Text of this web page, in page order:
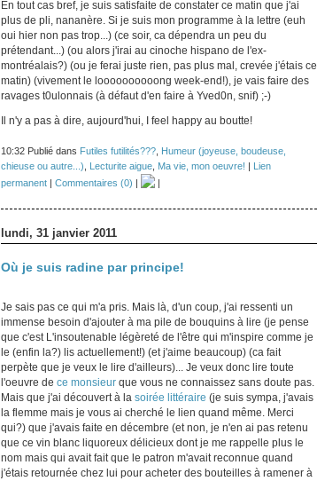
En tout cas bref, je suis satisfaite de constater ce matin que j'ai
plus de pli, nananère. Si je suis mon programme à la lettre (euh
oui hier non pas trop...) (ce soir, ca dépendra un peu du
prétendant...) (ou alors j'irai au cinoche hispano de l'ex-
montréalais?) (ou je ferai juste rien, pas plus mal, crevée j'étais ce
matin) (vivement le loooooooooong week-end!), je vais faire des
ravages t0ulonnais (à défaut d'en faire à Yved0n, snif) ;-)
Il n'y a pas à dire, aujourd'hui, I feel happy au boutte!
10:32 Publié dans Futiles futilités???,
Humeur (joyeuse, boudeuse,
chieuse ou autre...)
Lecturite aigue, Ma vie, mon oeuvre!
Lien
permanent| Commentaires (0) |
lundi, 31 janvier 2011
Où je suis radine par principe!
Je sais pas ce qui m'a pris. Mais là, d'un coup, j'ai ressenti un
immense besoin d'ajouter à ma pile de bouquins à lire (je pense
que c'est L'insoutenable légèreté de l'être qui m'inspire comme je
le (enfin la?) lis actuellement!) (et j'aime beaucoup) (ca fait
perpète que je veux le lire d'ailleurs)... Je veux donc lire toute
l'oeuvre de ce monsieurque vous ne connaissez sans doute pas.
Mais que j'ai découvert à la soirée littéraire (je suis sympa, j'avais
la flemme mais je vous ai cherché le lien quand même. Merci
qui?) que j'avais faite en décembre (et non, je n'en ai pas retenu
que ce vin blanc liquoreux délicieux dont je me rappelle plus le
nom mais qui avait fait que le patron m'avait reconnue quand
j'étais retournée chez lui pour acheter des bouteilles à ramener à